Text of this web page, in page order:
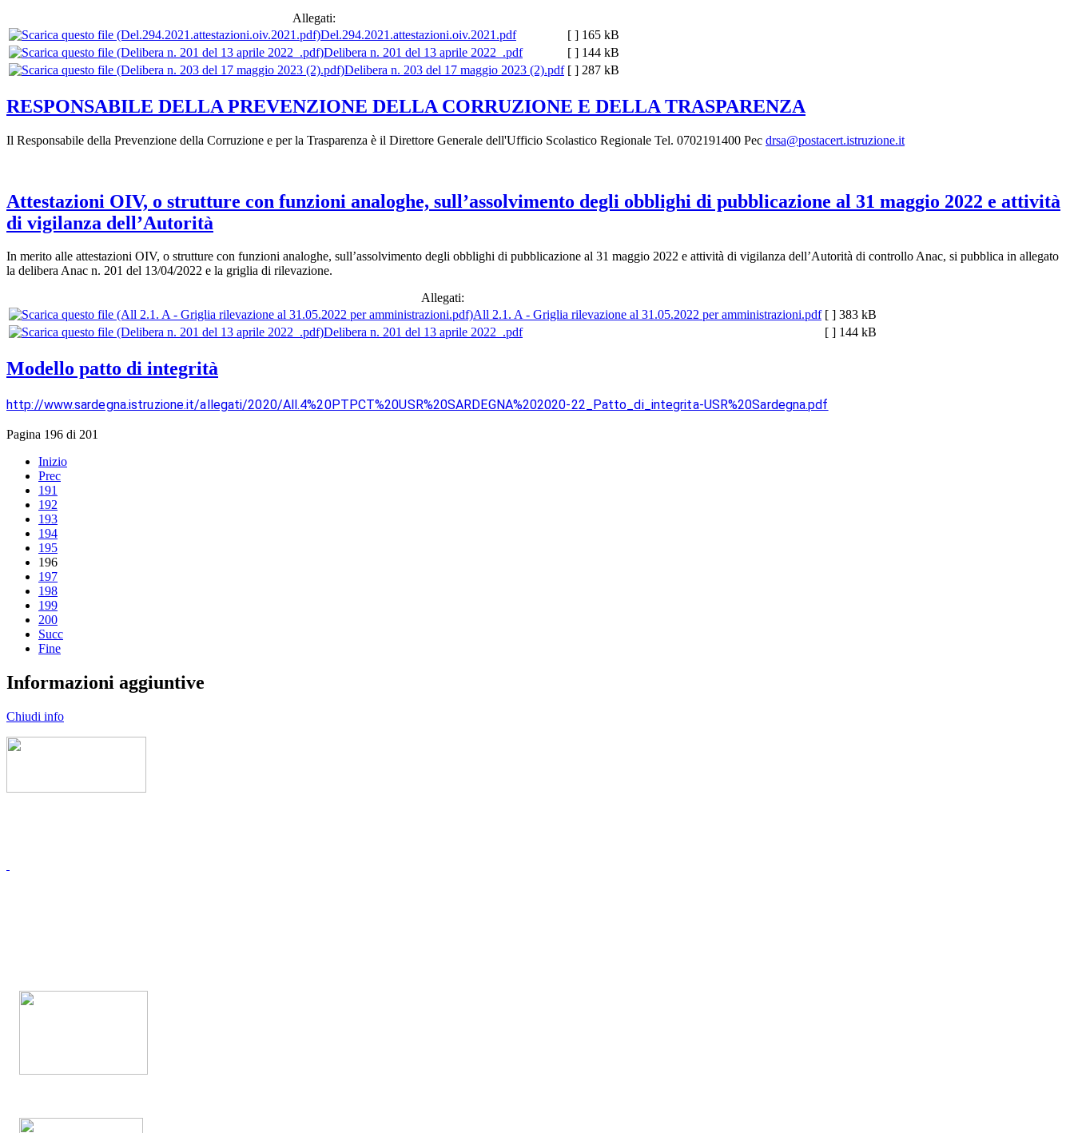
Allegati:
Del.294.2021.attestazioni.oiv.2021.pdf
[ ] 165 kB
Delibera n. 201 del 13 aprile 2022_.pdf
[ ] 144 kB
Delibera n. 203 del 17 maggio 2023 (2).pdf [ ] 287 kB
RESPONSABILE DELLA PREVENZIONE DELLA CORRUZIONE E DELLA TRASPARENZA
Il Responsabile della Prevenzione della Corruzione e per la Trasparenza è il Direttore Generale dell'Ufficio Scolastico Regionale Tel. 0702191400 Pec drsa@postacert.istruzione.it
Attestazioni OIV, o strutture con funzioni analoghe, sull’assolvimento degli obblighi di pubblicazione al 31 maggio 2022 e attività
di vigilanza dell’Autorità
In merito alle attestazioni OIV, o strutture con funzioni analoghe, sull’assolvimento degli obblighi di pubblicazione al 31 maggio 2022 e attività di vigilanza dell’Autorità di controllo Anac, si pubblica in allegato
la delibera Anac n. 201 del 13/04/2022 e la griglia di rilevazione.
Allegati:
All 2.1. A - Griglia rilevazione al 31.05.2022 per amministrazioni.pdf [ ] 383 kB
Delibera n. 201 del 13 aprile 2022_.pdf
[ ] 144 kB
Modello patto di integrità
http://www.sardegna.istruzione.it/allegati/2020/All.4%20PTPCT%20USR%20SARDEGNA%202020-22_Patto_di_integrita-USR%20Sardegna.pdf
Pagina 196 di 201
Inizio
Prec
191
192
193
194
195
196
197
198
199
200
Succ
Fine
Informazioni aggiuntive
Chiudi info